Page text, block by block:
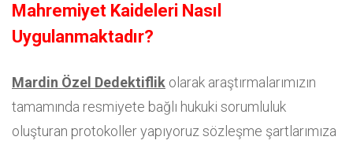
Mahremiyet Kaideleri Nasıl
Uygulanmaktadır?
Mardin Özel Dedektiflik olarak araştırmalarımızın
tamamında resmiyete bağlı hukuki sorumluluk
oluşturan protokoller yapıyoruz sözleşme şartlarımıza